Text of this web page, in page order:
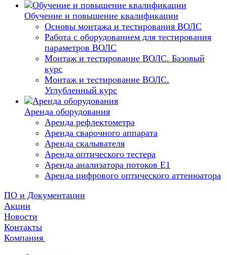
Обучение и повышение квалификации
Основы монтажа и тестирования ВОЛС
Работа с оборудованием для тестирования
параметров ВОЛС
Монтаж и тестирование ВОЛС. Базовый
курс
Монтаж и тестирование ВОЛС.
Углубленный курс
Аренда оборудования
Аренда рефлектометра
Аренда сварочного аппарата
Аренда скалывателя
Аренда оптического тестера
Аренда анализатора потоков Е1
Аренда цифрового оптического аттенюатора
ПО и Документации
Акции
Новости
Контакты
Компания